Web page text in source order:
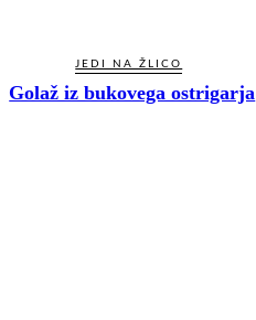
JEDI NA ŽLICO
Golaž iz bukovega ostrigarja